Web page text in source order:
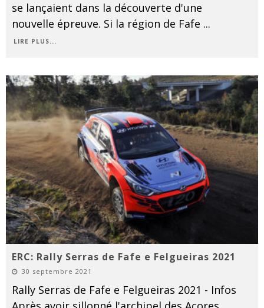
se lançaient dans la découverte d'une
nouvelle épreuve. Si la région de Fafe ...
LIRE PLUS...
ERC: Rally Serras de Fafe e Felgueiras 2021
30 septembre 2021
Rally Serras de Fafe e Felgueiras 2021 - Infos